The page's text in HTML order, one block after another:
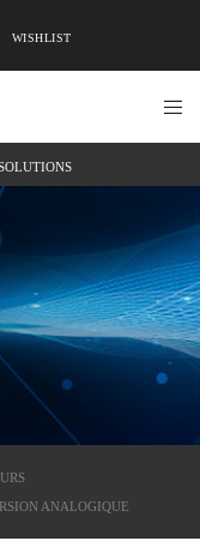
WISHLIST
ANALOGIQUE